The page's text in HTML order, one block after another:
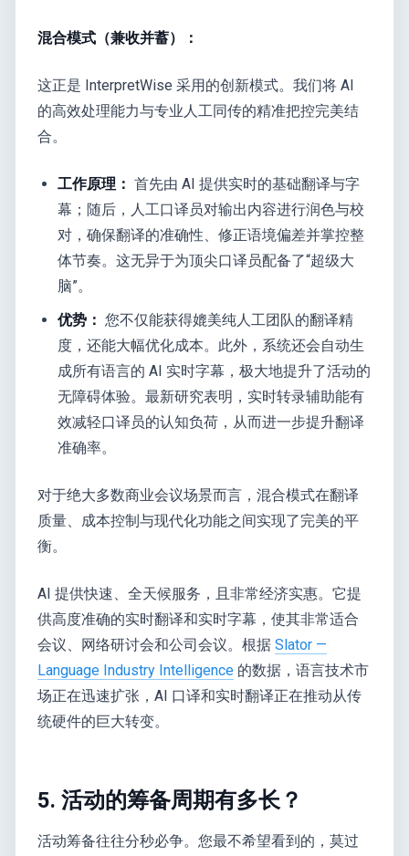
混合模式（兼收并蓄）：
这正是 InterpretWise 采用的创新模式。我们将 AI
的高效处理能力与专业人工同传的精准把控完美结
合。
工作原理： 首先由 AI 提供实时的基础翻译与字
幕；随后，人工口译员对输出内容进行润色与校
对，确保翻译的准确性、修正语境偏差并掌控整
体节奏。这无异于为顶尖口译员配备了“超级大
脑”。
优势： 您不仅能获得媲美纯人工团队的翻译精
度，还能大幅优化成本。此外，系统还会自动生
成所有语言的 AI 实时字幕，极大地提升了活动的
无障碍体验。最新研究表明，实时转录辅助能有
效减轻口译员的认知负荷，从而进一步提升翻译
准确率。
对于绝大多数商业会议场景而言，混合模式在翻译
质量、成本控制与现代化功能之间实现了完美的平
衡。
AI 提供快速、全天候服务，且非常经济实惠。它提
供高度准确的实时翻译和实时字幕，使其非常适合
会议、网络研讨会和公司会议。根据 Slator —
Language Industry Intelligence 的数据，语言技术市
场正在迅速扩张，AI 口译和实时翻译正在推动从传
统硬件的巨大转变。
5. 活动的筹备周期有多长？
活动筹备往往分秒必争。您最不希望看到的，莫过